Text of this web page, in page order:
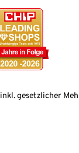
gesetzlicher